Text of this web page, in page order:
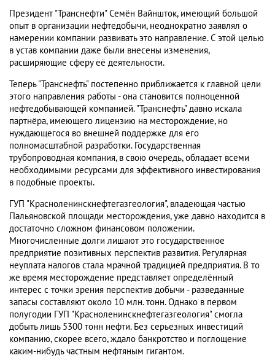
Президент "Транснефти" Семён Вайншток, имеющий большой
опыт в организации нефтедобычи, неоднократно заявлял о
намерении компании развивать это направление. С этой целью
в устав компании даже были внесены изменения,
расширяющие сферу её деятельности.
Теперь "Транснефть" постепенно приближается к главной цели
этого направления работы - она становится полноценной
нефтедобывающей компанией. "Транснефть" давно искала
партнёра, имеющего лицензию на месторождение, но
нуждающегося во внешней поддержке для его
полномасштабной разработки. Государственная
трубопроводная компания, в свою очередь, обладает всеми
необходимыми ресурсами для эффективного инвестирования
в подобные проекты.
ГУП "Красноленинскнефтегазгеология", владеющая частью
Пальяновской площади месторождения, уже давно находится в
достаточно сложном финансовом положении.
Многочисленные долги лишают это государственное
предприятие позитивных перспектив развития. Регулярная
неуплата налогов стала мрачной традицией предприятия. В то
же время месторождение представляет определённый
интерес с точки зрения перспектив добычи - разведанные
запасы составляют около 10 млн. тонн. Однако в первом
полугодии ГУП "Красноленинскнефтегазгеология" смогла
добыть лишь 5300 тонн нефти. Без серьезных инвестиций
компанию, скорее всего, ждало банкротство и поглощение
каким-нибудь частным нефтяным гигантом.